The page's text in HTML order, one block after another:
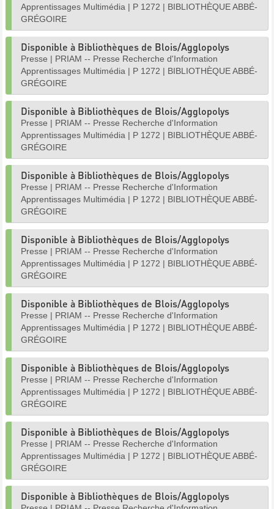
Apprentissages Multimédia | P 1272 | BIBLIOTHÈQUE ABBÉ-
GRÉGOIRE
Disponible à Bibliothèques de Blois/Agglopolys
Presse | PRIAM -- Presse Recherche d'Information
Apprentissages Multimédia | P 1272 | BIBLIOTHÈQUE ABBÉ-
GRÉGOIRE
Disponible à Bibliothèques de Blois/Agglopolys
Presse | PRIAM -- Presse Recherche d'Information
Apprentissages Multimédia | P 1272 | BIBLIOTHÈQUE ABBÉ-
GRÉGOIRE
Disponible à Bibliothèques de Blois/Agglopolys
Presse | PRIAM -- Presse Recherche d'Information
Apprentissages Multimédia | P 1272 | BIBLIOTHÈQUE ABBÉ-
GRÉGOIRE
Disponible à Bibliothèques de Blois/Agglopolys
Presse | PRIAM -- Presse Recherche d'Information
Apprentissages Multimédia | P 1272 | BIBLIOTHÈQUE ABBÉ-
GRÉGOIRE
Disponible à Bibliothèques de Blois/Agglopolys
Presse | PRIAM -- Presse Recherche d'Information
Apprentissages Multimédia | P 1272 | BIBLIOTHÈQUE ABBÉ-
GRÉGOIRE
Disponible à Bibliothèques de Blois/Agglopolys
Presse | PRIAM -- Presse Recherche d'Information
Apprentissages Multimédia | P 1272 | BIBLIOTHÈQUE ABBÉ-
GRÉGOIRE
Disponible à Bibliothèques de Blois/Agglopolys
Presse | PRIAM -- Presse Recherche d'Information
Apprentissages Multimédia | P 1272 | BIBLIOTHÈQUE ABBÉ-
GRÉGOIRE
Disponible à Bibliothèques de Blois/Agglopolys